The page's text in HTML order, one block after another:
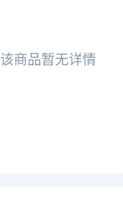
该商品暂无详情